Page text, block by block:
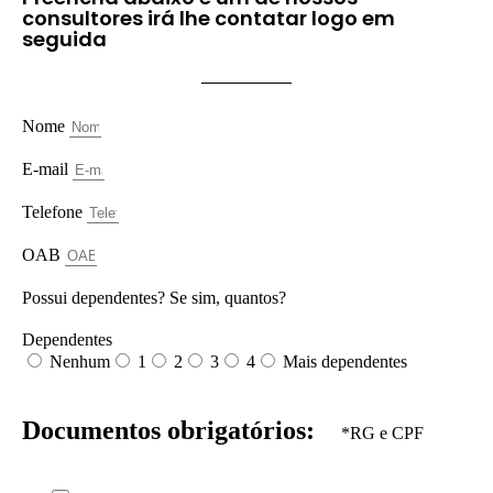
consultores irá lhe contatar logo em
seguida
Nome
E-mail
Telefone
OAB
Possui dependentes? Se sim, quantos?
Dependentes
Nenhum
1 2 3 4 Mais dependentes
Documentos obrigatórios: *RG e CPF